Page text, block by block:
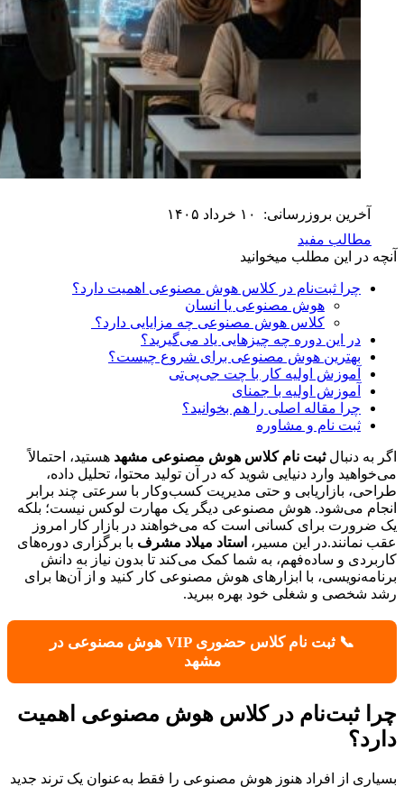
آخرین بروزرسانی:
۱۰ خرداد ۱۴۰۵
مطالب مفید
آنچه در این مطلب میخوانید
چرا ثبت‌نام در کلاس هوش مصنوعی اهمیت دارد؟
هوش مصنوعی یا انسان
کلاس هوش مصنوعی چه مزایایی دارد؟
در این دوره چه چیزهایی یاد می‌گیرید؟
بهترین هوش مصنوعی برای شروع چیست؟
آموزش اولیه کار با چت جی‌پی‌تی
آموزش اولیه با جمنای
چرا مقاله اصلی را هم بخوانید؟
ثبت نام و مشاوره
اگر به دنبالثبت نام کلاس هوش مصنوعی مشهد هستید، احتمالاً
می‌خواهید وارد دنیایی شوید که در آن تولید محتوا، تحلیل داده،
طراحی، بازاریابی و حتی مدیریت کسب‌وکار با سرعتی چند برابر
انجام می‌شود. هوش مصنوعی دیگر یک مهارت لوکس نیست؛ بلکه
یک ضرورت برای کسانی است که می‌خواهند در بازار کار امروز
عقب نمانند.در این مسیر، استاد میلاد مشرف با برگزاری دوره‌های
کاربردی و ساده‌فهم، به شما کمک می‌کند تا بدون نیاز به دانش
برنامه‌نویسی، با ابزارهای هوش مصنوعی کار کنید و از آن‌ها برای
رشد شخصی و شغلی خود بهره ببرید.
📞 ثبت نام کلاس حضوری VIP هوش مصنوعی در
مشهد
چرا ثبت‌نام در کلاس هوش مصنوعی اهمیت
دارد؟
بسیاری از افراد هنوز هوش مصنوعی را فقط به‌عنوان یک ترند جدید